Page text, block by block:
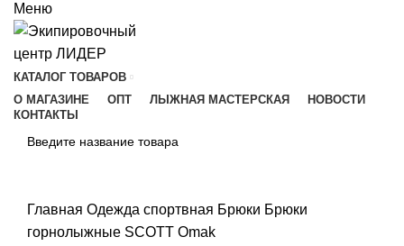
Меню
КАТАЛОГ ТОВАРОВ
О МАГАЗИНЕ
ОПТ ЛЫЖНАЯ МАСТЕРСКАЯ
НОВОСТИ
КОНТАКТЫ
Главная Одежда спортвная Брюки Брюки
горнолыжные SCOTT Omak